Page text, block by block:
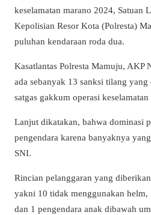
keselamatan marano 2024, Satuan
Kepolisian Resor Kota (Polresta)
puluhan kendaraan roda dua.
Kasatlantas Polresta Mamuju, AKP
ada sebanyak 13 sanksi tilang
satgas gakkum operasi
Lanjut dikatakan, bahwa dominasi
pengendara karena banyaknya
SNI.
Rincian pelanggaran yang
yakni 10 tidak menggunakan helm,
dan 1 pengendara anak dibawah